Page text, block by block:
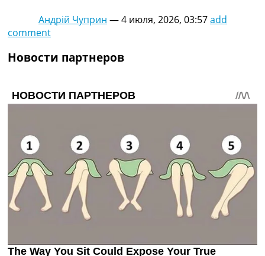
Англия. Премьер-Лига
Рейтинги
Рейтинг ФИФА
Андрій Чуприн —4 июля, 2026, 03:57add
comment
Новости партнеров